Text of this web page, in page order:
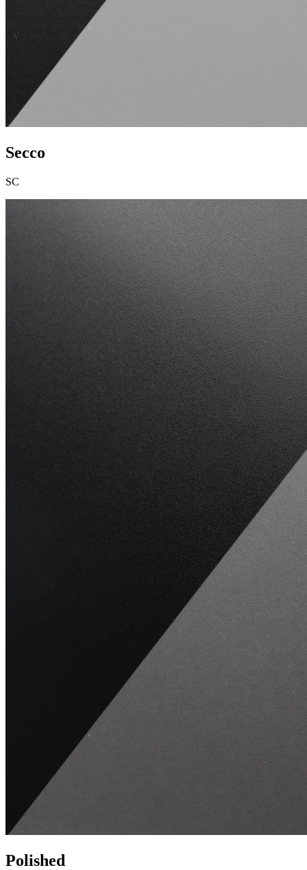
Secco
SC
Polished